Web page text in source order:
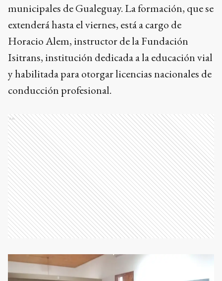
municipales de Gualeguay. La formación, que se
extenderá hasta el viernes, está a cargo de
Horacio Alem, instructor de la Fundación
Isitrans, institución dedicada a la educación vial
y habilitada para otorgar licencias nacionales de
conducción profesional.
Ads